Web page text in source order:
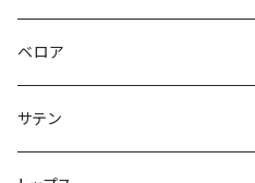
ベロア
サテン